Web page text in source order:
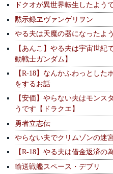
ドクオが異世界転生したよう
黙示録ヱヴァンゲリヲン
やる夫は天魔の器になったよ
【あんこ】やる夫は宇宙世紀
動戦士ガンダム】
【R-18】なんかふわっとし
をするお話
【安価】やらない夫はモンス
うです【ドラクエ】
勇者立志伝
やらない夫でクリムゾンの迷宮
【R-18】やる夫は借金返済
輸送戦艦スペース・デブリ